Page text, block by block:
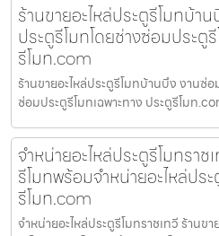
ร้านขายอะไหล่ประตูรีโมทบ้า
ประตูรีโมทโดยช่างซ่อมประตู
รีโมท.com
ร้านขายอะไหล่ประตูรีโมทบ้านบึง งานซ่
ซ่อมประตูรีโมทเฉพาะทาง ประตูรีโมท
จำหน่ายอะไหล่ประตูรีโมทราช
รีโมทพร้อมจำหน่ายอะไหล่ปร
รีโมท.com
จำหน่ายอะไหล่ประตูรีโมทราชเทวี ร้านข